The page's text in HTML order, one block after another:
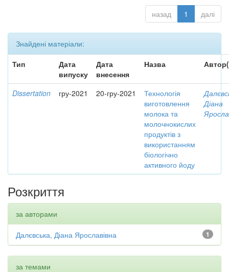
назад 1 далі
Знайдені матеріали:
Тип
Дата
випуску
Дата
внесення
Назва
Dissertation гру-2021 20-гру-2021
Технологія
виготовлення
молока та
молочнокислих
продуктів з
використанням
біологічно
активного йоду
Діана
Розкриття
за авторами
1
Далєвська, Діана Ярославівна
за темами